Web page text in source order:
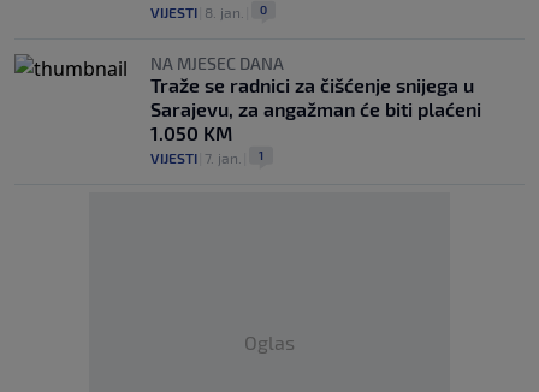
VIJESTI 8. jan. 0
NA MJESEC DANA
Traže se radnici za čišćenje snijega u
Sarajevu, za angažman će biti plaćeni
1.050 KM
VIJESTI 7. jan. 1
Oglas